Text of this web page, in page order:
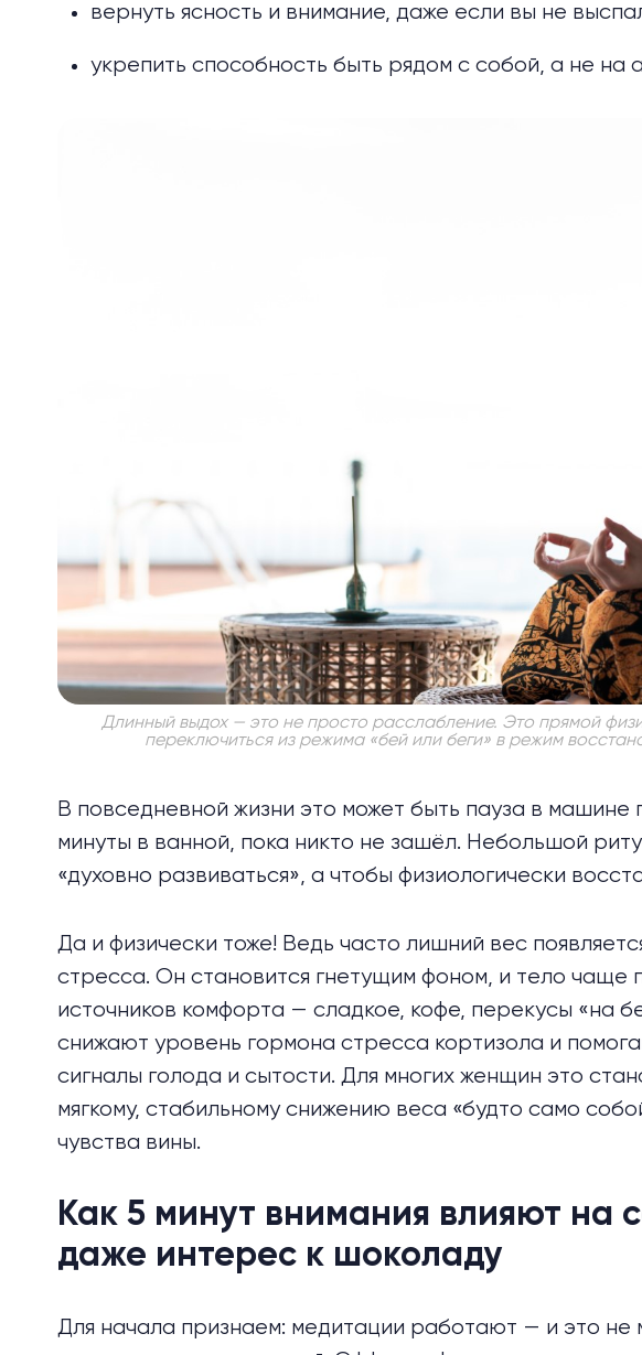
вернуть ясность и внимание, даже если вы не
укрепить способность быть рядом с собой, а не на
Длинный выдох — это не просто расслабление. Это прямой
переключиться из режима «бей или беги» в режим
В повседневной жизни это может быть пауза в
минуты в ванной, пока никто не зашёл. Небольшой
«духовно развиваться», а чтобы физиологически
Да и физически тоже! Ведь часто лишний вес
стресса. Он становится гнетущим фоном, и тело чаще
источников комфорта — сладкое, кофе, перекусы «на
снижают уровень гормона стресса кортизола и
сигналы голода и сытости. Для многих женщин это
мягкому, стабильному снижению веса «будто само
чувства вины.
Как 5 минут внимания влияют на
даже интерес к шоколаду
Для начала признаем: медитации работают — и это не